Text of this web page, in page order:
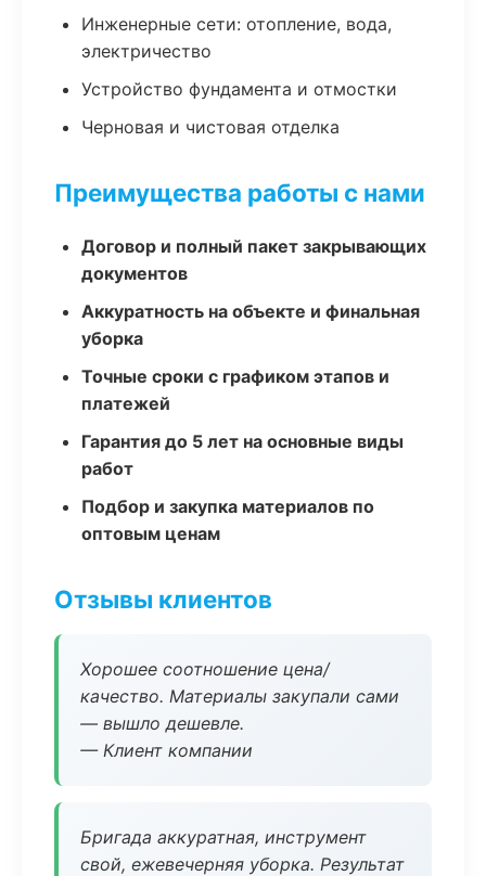
Инженерные сети: отопление, вода,
электричество
Устройство фундамента и отмостки
Черновая и чистовая отделка
Преимущества работы с нами
Договор и полный пакет закрывающих
документов
Аккуратность на объекте и финальная
уборка
Точные сроки с графиком этапов и
платежей
Гарантия до 5 лет на основные виды
работ
Подбор и закупка материалов по
оптовым ценам
Отзывы клиентов
Хорошее соотношение цена/
качество. Материалы закупали сами
— вышло дешевле.
— Клиент компании
Бригада аккуратная, инструмент
свой, ежевечерняя уборка. Результат